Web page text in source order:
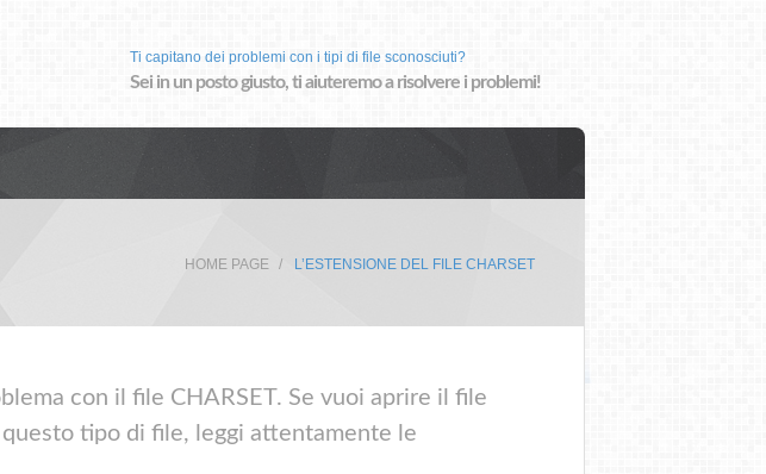
Ti capitano dei problemi con i tipi di file sconosciuti?
Sei in un posto giusto, ti aiuteremo a risolvere i problemi!
HOME PAGE L’ESTENSIONE DEL FILE CHARSET
con il file CHARSET. Se vuoi aprire il file
tipo di file, leggi attentamente le